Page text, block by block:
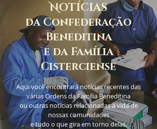
NOTÍCIAS
da Confederação
Beneditina
e da Família
Cisterciense
Aqui você encontrará notícias recentes das
várias Ordens da Família Beneditina
ou outras notícias relacionadas à vida de
nossas comunidades
e tudo o que gira em torno delas.